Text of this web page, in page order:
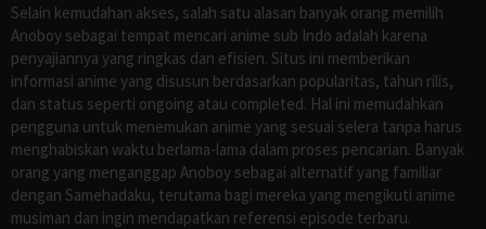
Selain kemudahan akses, salah satu alasan banyak orang memilih
Anoboy sebagai tempat mencari anime sub Indo adalah karena
penyajiannya yang ringkas dan efisien. Situs ini memberikan
informasi anime yang disusun berdasarkan popularitas, tahun rilis,
dan status seperti ongoing atau completed. Hal ini memudahkan
pengguna untuk menemukan anime yang sesuai selera tanpa harus
menghabiskan waktu berlama-lama dalam proses pencarian. Banyak
orang yang menganggap Anoboy sebagai alternatif yang familiar
dengan Samehadaku, terutama bagi mereka yang mengikuti anime
musiman dan ingin mendapatkan referensi episode terbaru.